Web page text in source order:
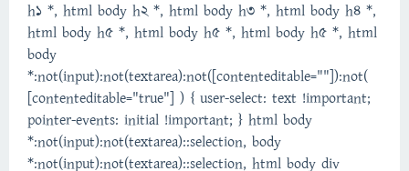
h1 *, html body h2 *, html body h3 *, html body h4 *,
html body h5 *, html body h5 *, html body h5 *, html
body
*:not(input):not(textarea):not([contenteditable=""]):not(
[contenteditable="true"] ) { user-select: text !important;
pointer-events: initial !important; } html body
*:not(input):not(textarea)::selection, body
*:not(input):not(textarea)::selection, html body div